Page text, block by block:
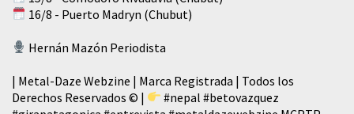
16/8 - Puerto Madryn (Chubut)
Hernán Mazón Periodista
| Metal-Daze Webzine | Marca Registrada | Todos los
Derechos Reservados © |
#nepal #betovazquez